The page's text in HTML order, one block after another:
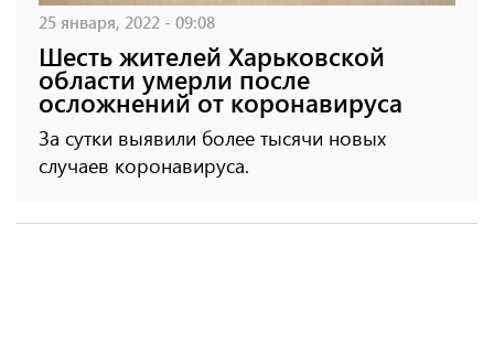
25 января, 2022 - 09:08
Шесть жителей Харьковской
области умерли после
осложнений от коронавируса
За сутки выявили более тысячи новых
случаев коронавируса.